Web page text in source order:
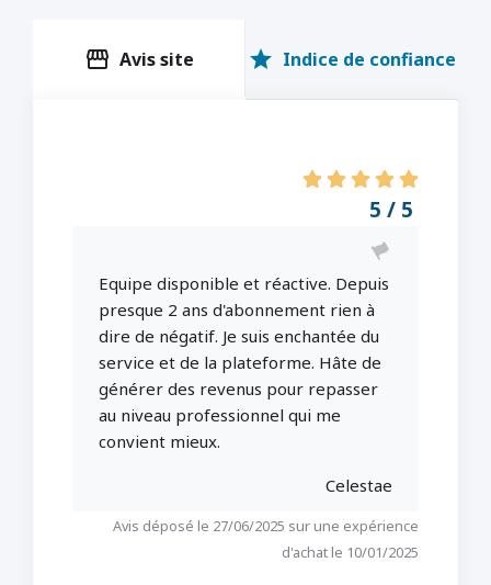
storefront Avis site star Indice de confiance
5 / 5
Equipe disponible et réactive. Depuis
presque 2 ans d'abonnement rien à
dire de négatif. Je suis enchantée du
service et de la plateforme. Hâte de
générer des revenus pour repasser
au niveau professionnel qui me
convient mieux.
Celestae
Avis déposé le 27/06/2025 sur une expérience
d'achat le 10/01/2025